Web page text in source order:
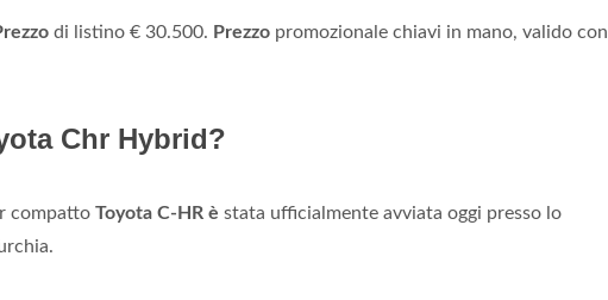
di listino € 30.500. Prezzo promozionale chiavi in mano, valido con
Chr Hybrid?
compatto Toyota C-HR è stata ufficialmente avviata oggi presso lo